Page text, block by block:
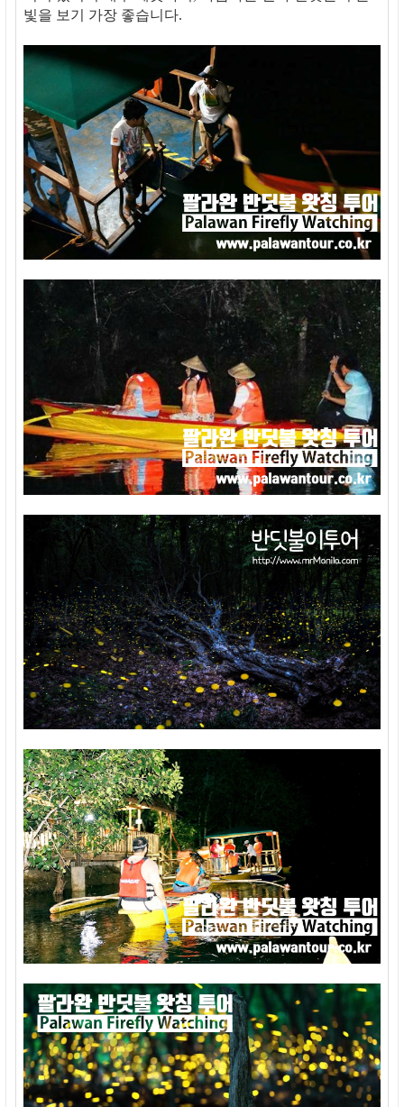
빛을 보기 가장 좋습니다.